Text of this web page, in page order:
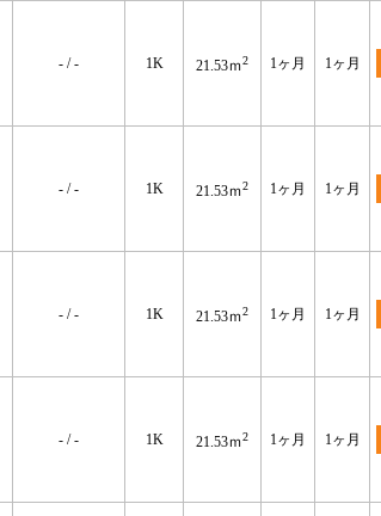
- / - 1K 21.53ｍ2 1ヶ月 1ヶ月
- / - 1K 21.53ｍ2 1ヶ月 1ヶ月
- / - 1K 21.53ｍ2 1ヶ月 1ヶ月
- / - 1K 21.53ｍ2 1ヶ月 1ヶ月